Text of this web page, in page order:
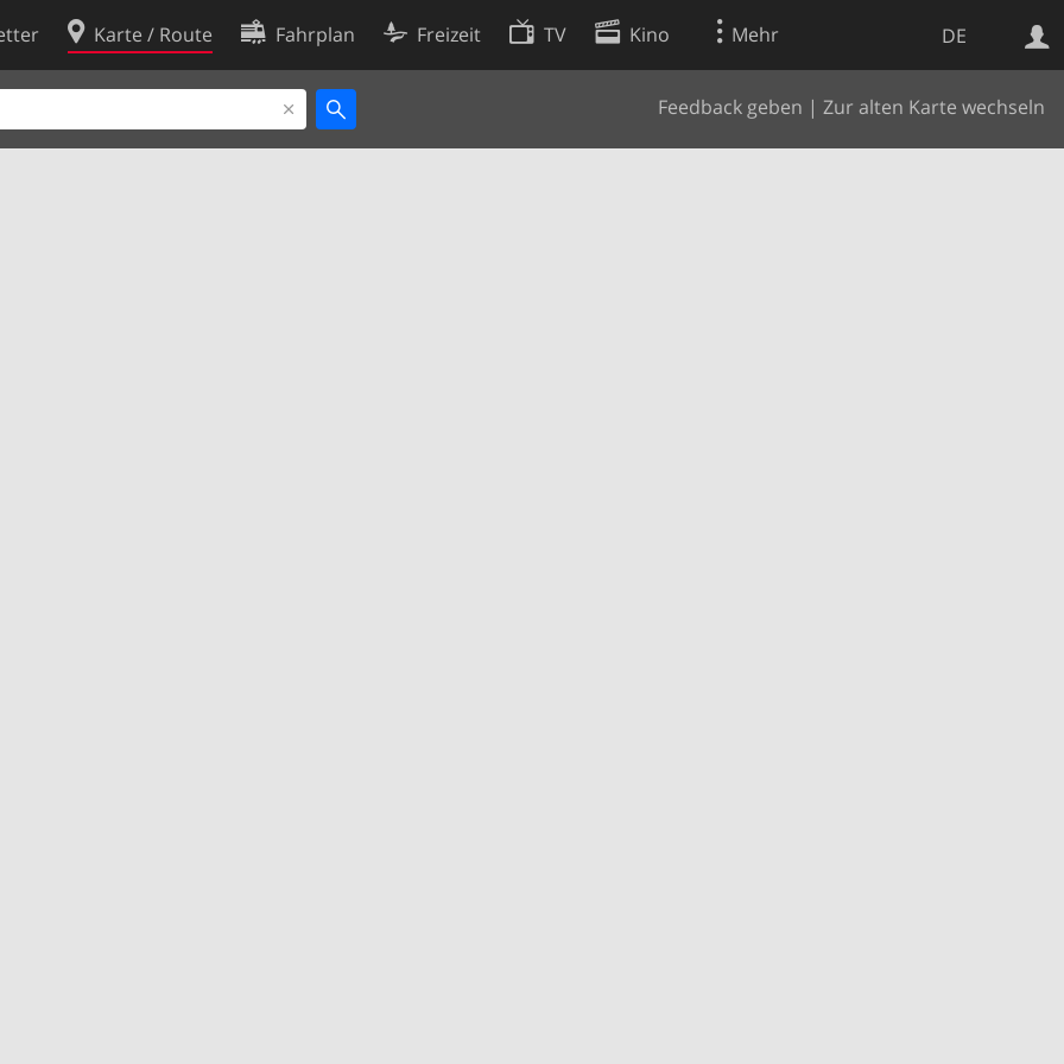
DE
Karte / Route Fahrplan Freizeit TV Kino Mehr
Feedback geben | Zur alten Karte wechseln
Websuche
Cookie-Richtlinie
Cookie-Einstellungen